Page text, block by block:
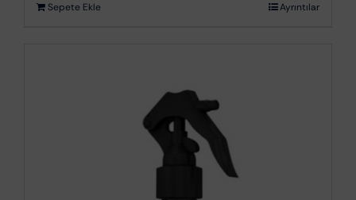
Sepete Ekle Ayrıntılar